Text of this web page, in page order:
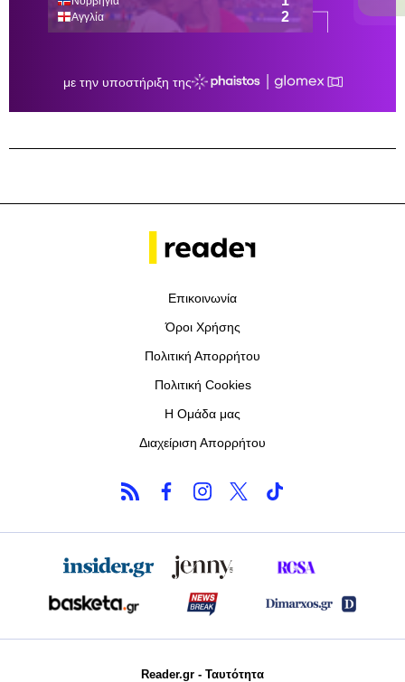
Επικοινωνία
Όροι Χρήσης
Πολιτική Απορρήτου
Πολιτική Cookies
Η Ομάδα μας
Διαχείριση Απορρήτου
Reader.gr - Ταυτότητα